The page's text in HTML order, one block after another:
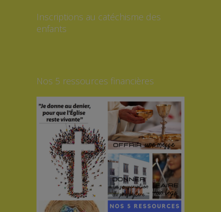
Inscriptions au catéchisme des
enfants
Nos 5 ressources financières